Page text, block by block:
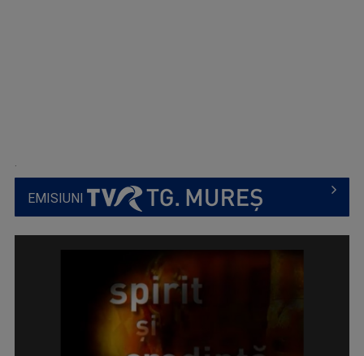
.
EMISIUNI